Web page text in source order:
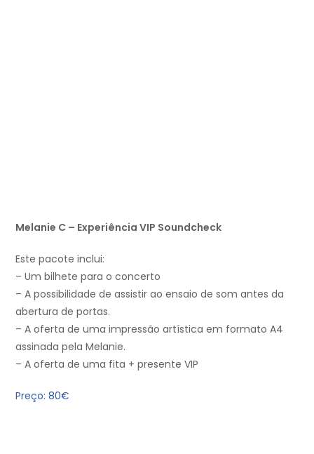
Melanie C – Experiência VIP Soundcheck
Este pacote inclui:
– Um bilhete para o concerto
– A possibilidade de assistir ao ensaio de som antes da
abertura de portas.
– A oferta de uma impressão artística em formato A4
assinada pela Melanie.
– A oferta de uma fita + presente VIP
Preço: 80€